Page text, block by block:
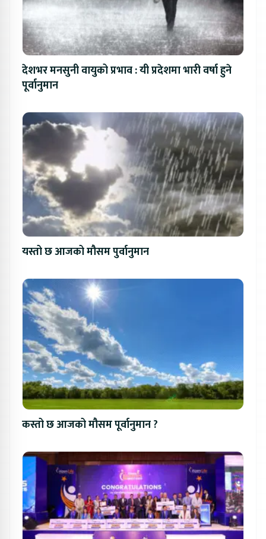
देशभर मनसुनी वायुको प्रभाव : यी प्रदेशमा भारी वर्षा हुने
पूर्वानुमान
यस्तो छ आजको मौसम पुर्वानुमान
कस्तो छ आजको मौसम पूर्वानुमान ?